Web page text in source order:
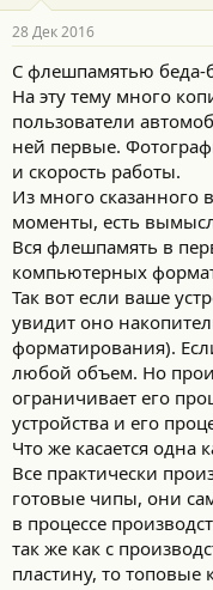
28 Дек 2016
C флешпамятью беда-
На эту тему много
пользователи
ней первые.
и скорость работы.
Из много
моменты, есть
Вся флешпамять в
компьютерных
Так вот если ваше
увидит оно
форматирования).
любой объем. Но
ограничивает его
устройства и его
Что же касается одна
Все практически
готовые чипы, они
в процессе
так же как с
пластину, то топовые